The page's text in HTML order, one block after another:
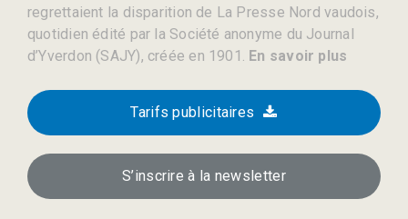
regrettaient la disparition de La Presse Nord vaudois,
quotidien édité par la Société anonyme du Journal
d’Yverdon (SAJY), créée en 1901. En savoir plus
Tarifs publicitaires
S’inscrire à la newsletter